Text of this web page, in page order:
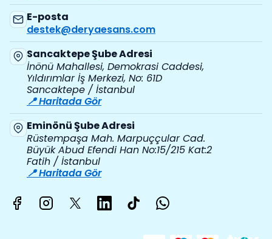
E-posta
destek@deryaesans.com
Sancaktepe Şube Adresi
İnönü Mahallesi, Demokrasi Caddesi,
Yıldırımlar İş Merkezi, No: 61D
Sancaktepe / İstanbul
📍 Haritada Gör
Eminönü Şube Adresi
Rüstempaşa Mah. Marpuççular Cad.
Büyük Abud Efendi Han No:15/215 Kat:2
Fatih / İstanbul
📍 Haritada Gör